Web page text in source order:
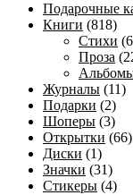
Подарочные
Книги (818)
Стихи
Проза
Журналы (11)
Подарки (2)
Шоперы (3)
Открытки (66)
Диски (1)
Значки (31)
Стикеры (4)